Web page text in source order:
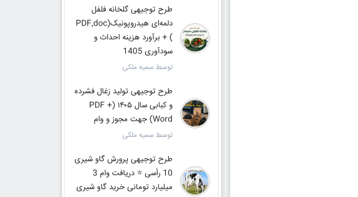
طرح توجیهی گلخانه فلفل
دلمه‌ای هیدروپونیک(PDF,doc
) + برآورد هزینه احداث و
سودآوری 1405
توسط سمیه ملکی
طرح توجیهی تولید زغال فشرده
و کبابی سال ۱۴۰۵ (PDF +
Word) جهت مجوز و وام
توسط سمیه ملکی
طرح توجیهی پرورش گاو شیری
10 رأسی ⭐ دریافت وام 3
میلیارد تومانی خرید گاو شیری